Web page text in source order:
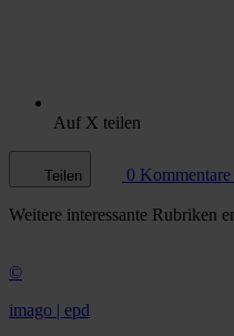
Auf X teilen
Teilen 0 Kommentare
Weitere interessante Rubriken
©
imago | epd